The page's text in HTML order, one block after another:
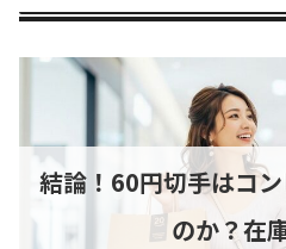
結論！60円切手はコ
のか？在